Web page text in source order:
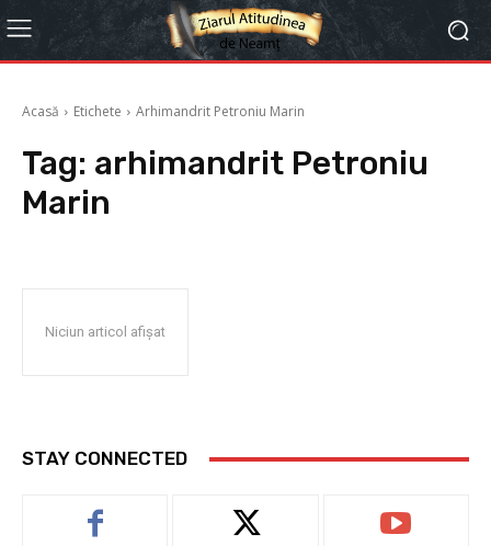
Acasă Etichete Arhimandrit Petroniu Marin
Tag: arhimandrit Petroniu
Marin
Niciun articol afișat
STAY CONNECTED